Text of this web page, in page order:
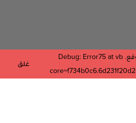
آسف! حدث خطأ غير متوقع. Debug: Error75 at vb
غلق